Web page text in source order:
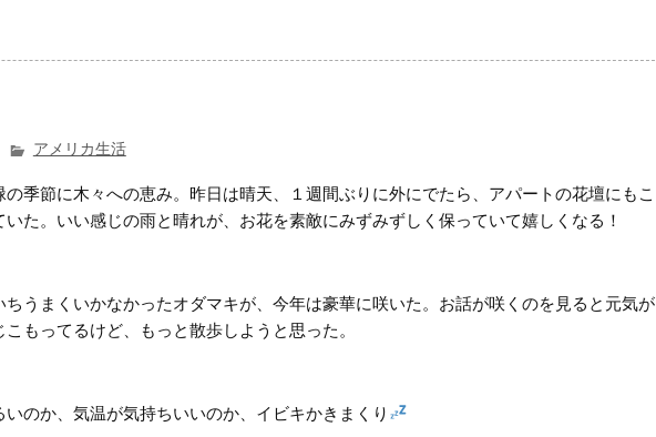
アメリカ生活
季節に木々への恵み。昨日は晴天、１週間ぶりに外にでたら、アパートの花壇にもこ
た。いい感じの雨と晴れが、お花を素敵にみずみずしく保っていて嬉しくなる！
うまくいかなかったオダマキが、今年は豪華に咲いた。お話が咲くのを見ると元気が
もってるけど、もっと散歩しようと思った。
のか、気温が気持ちいいのか、イビキかきまくり